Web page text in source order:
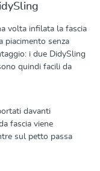
volta infilata la fascia
piacimento senza
i due DidySling
quindi facili da
davanti
fascia viene
sul petto passa